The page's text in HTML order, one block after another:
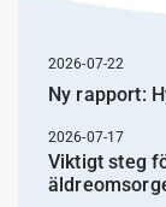
2026-07-22
Ny rapport:
2026-07-17
Viktigt steg